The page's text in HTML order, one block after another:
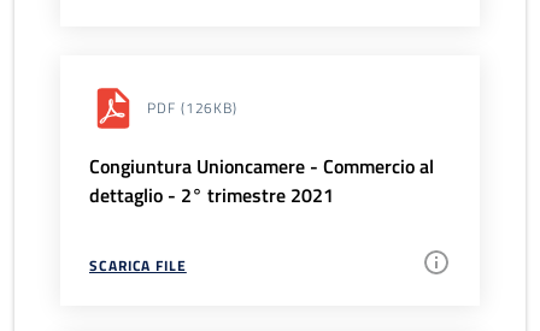
PDF (126KB)
Congiuntura Unioncamere - Commercio al
dettaglio - 2° trimestre 2021
SCARICA FILE